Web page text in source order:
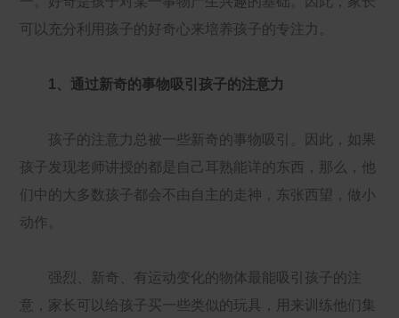
可以充分利用孩子的好奇心来培养孩子的专注力。
1、通过新奇的事物吸引孩子的注意力
孩子的注意力总被一些新奇的事物吸引。因此，如果
孩子发现老师讲授的都是自己耳熟能详的东西，那么，他
们中的大多数孩子都会不由自主的走神，东张西望，做小
动作。
强烈、新奇、有运动变化的物体最能吸引孩子的注
意，家长可以给孩子买一些类似的玩具，用来训练他们集